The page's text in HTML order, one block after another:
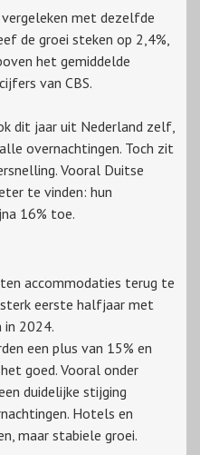
met dezelfde
de groei steken op 2,4%,
het gemiddelde
van CBS.
dit jaar uit Nederland zelf,
overnachtingen. Toch zit
Vooral Duitse
te vinden: hun
16% toe.
accommodaties terug te
sterk eerste halfjaar met
in 2024.
een plus van 15% en
goed. Vooral onder
duidelijke stijging
Hotels en
maar stabiele groei.